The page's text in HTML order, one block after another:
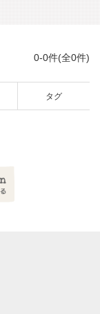
0-0件(全0件)
タグ